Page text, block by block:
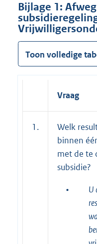
Bijlage 1:
Toon volledige
Vraag
1.
Welk
binnen
met de te
subsidie?
•
U